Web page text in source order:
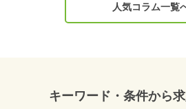
人気コラム一覧
キーワード・条件から